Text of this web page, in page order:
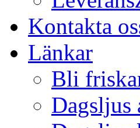
Kontakta
Länkar
Bli
Dagsljus